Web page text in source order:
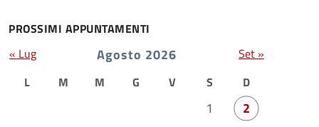
PROSSIMI APPUNTAMENTI
Agosto 2026
L M M G V S D
1
2
« Lug Set »